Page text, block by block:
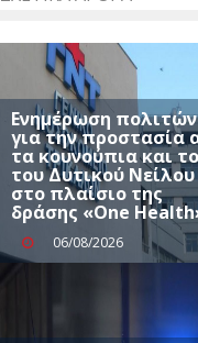
Ενημέρωση πολιτών
για την προστασία
τα κουνούπια και
του Δυτικού Νείλου
στο πλαίσιο της
δράσης «One
06/08/2026